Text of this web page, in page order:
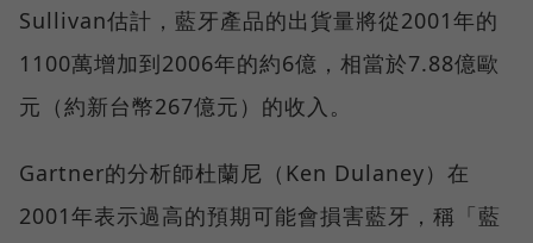
Sullivan估計，藍牙產品的出貨量將從2001年的
1100萬增加到2006年的約6億，相當於7.88億歐
元（約新台幣267億元）的收入。
Gartner的分析師杜蘭尼（Ken Dulaney）在
2001年表示過高的預期可能會損害藍牙，稱「藍